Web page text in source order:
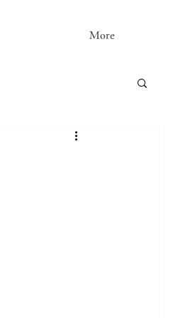
More
ストーンルース